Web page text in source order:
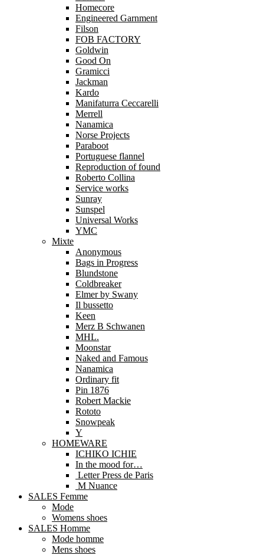
Homecore
Engineered Garnment
Filson
FOB FACTORY
Goldwin
Good On
Gramicci
Jackman
Kardo
Manifaturra Ceccarelli
Merrell
Nanamica
Norse Projects
Paraboot
Portuguese flannel
Reproduction of found
Roberto Collina
Service works
Sunray
Sunspel
Universal Works
YMC
Mixte
Anonymous
Bags in Progress
Blundstone
Coldbreaker
Elmer by Swany
Il bussetto
Keen
Merz B Schwanen
MHL.
Moonstar
Naked and Famous
Nanamica
Ordinary fit
Pin 1876
Robert Mackie
Rototo
Snowpeak
Y
HOMEWARE
ICHIKO ICHIE
In the mood for…
Letter Press de Paris
M Nuance
SALES Femme
Mode
Womens shoes
SALES Homme
Mode homme
Mens shoes